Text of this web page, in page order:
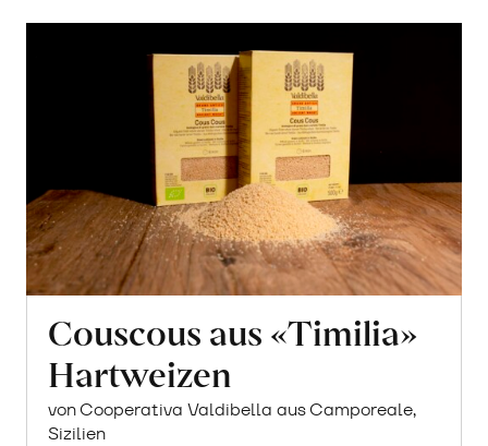
Couscous aus «Timilia»
Hartweizen
von Cooperativa Valdibella aus Camporeale,
Sizilien